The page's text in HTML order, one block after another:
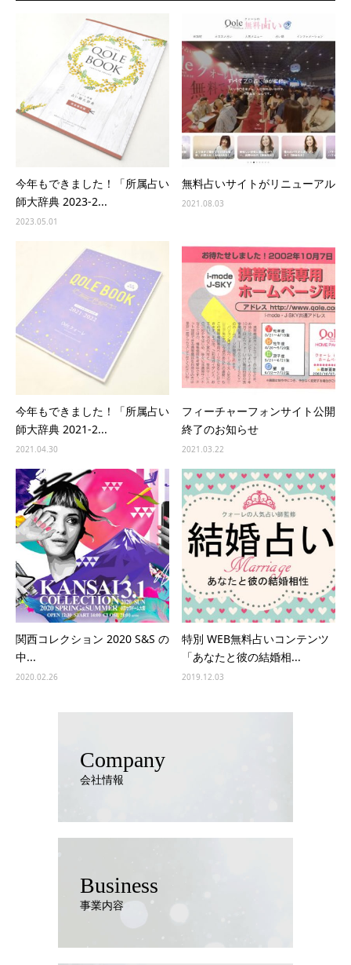
今年もできました！「所属占い
師大辞典 2023-2...
2023.05.01
無料占いサイトがリニューアル
2021.08.03
今年もできました！「所属占い
師大辞典 2021-2...
2021.04.30
フィーチャーフォンサイト公開
終了のお知らせ
2021.03.22
関西コレクション 2020 S&S の
中...
2020.02.26
特別 WEB無料占いコンテンツ
「あなたと彼の結婚相...
2019.12.03
Company
会社情報
Business
事業内容